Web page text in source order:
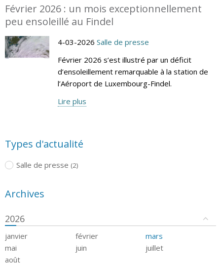
Février 2026 : un mois exceptionnellement
peu ensoleillé au Findel
4-03-2026 Salle de presse
Février 2026 s’est illustré par un déficit
d’ensoleillement remarquable à la station de
l’Aéroport de Luxembourg-Findel.
Lire plus
Types d'actualité
Salle de presse (2)
Archives
2026
janvier février
mars
mai
juin
juillet
août